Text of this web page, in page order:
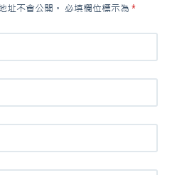
址不會公開。 必填欄位標示為 *